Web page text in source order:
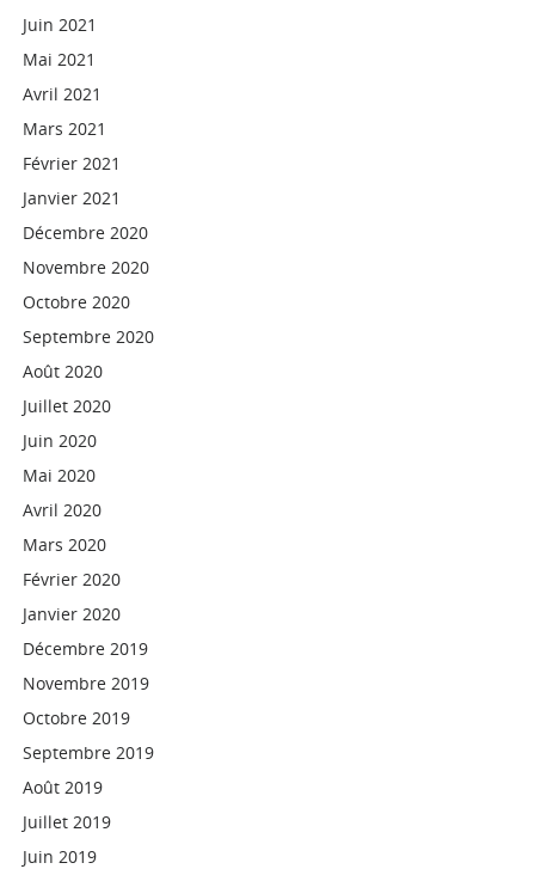
Juin 2021
Mai 2021
Avril 2021
Mars 2021
Février 2021
Janvier 2021
Décembre 2020
Novembre 2020
Octobre 2020
Septembre 2020
Août 2020
Juillet 2020
Juin 2020
Mai 2020
Avril 2020
Mars 2020
Février 2020
Janvier 2020
Décembre 2019
Novembre 2019
Octobre 2019
Septembre 2019
Août 2019
Juillet 2019
Juin 2019